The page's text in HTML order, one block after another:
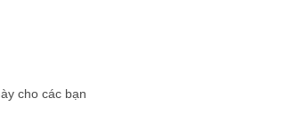
cho các bạn